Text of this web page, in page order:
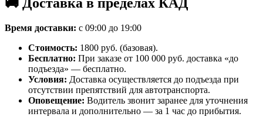
Время доставки: с 09:00 до 19:00
Стоимость: 1800 руб. (базовая).
Бесплатно: При заказе от 100 000 руб. доставка «до
подъезда» — бесплатно.
Условия: Доставка осуществляется до подъезда при
отсутствии препятствий для автотранспорта.
Оповещение: Водитель звонит заранее для уточнения
интервала и дополнительно — за 1 час до прибытия.